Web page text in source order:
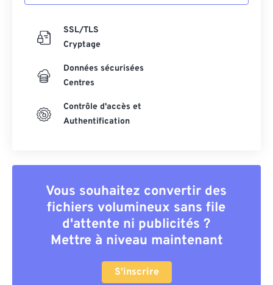
SSL/TLS
Cryptage
Données sécurisées
Centres
Contrôle d'accès et
Authentification
Vous souhaitez convertir des
fichiers volumineux sans file
d'attente ni publicités ?
Mettre à niveau maintenant
S'inscrire